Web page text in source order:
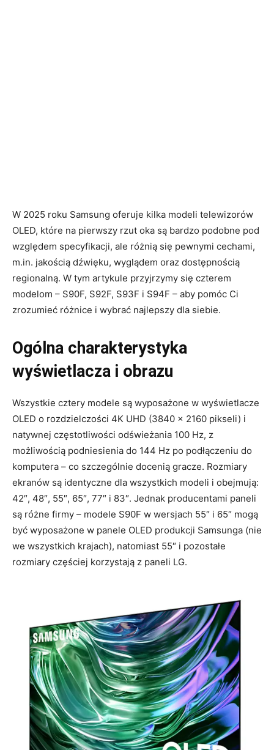
W 2025 roku Samsung oferuje kilka modeli telewizorów
OLED, które na pierwszy rzut oka są bardzo podobne pod
względem specyfikacji, ale różnią się pewnymi cechami,
m.in. jakością dźwięku, wyglądem oraz dostępnością
regionalną. W tym artykule przyjrzymy się czterem
modelom – S90F, S92F, S93F i S94F – aby pomóc Ci
zrozumieć różnice i wybrać najlepszy dla siebie.
Ogólna charakterystyka
wyświetlacza i obrazu
Wszystkie cztery modele są wyposażone w wyświetlacze
OLED o rozdzielczości 4K UHD (3840 × 2160 pikseli) i
natywnej częstotliwości odświeżania 100 Hz, z
możliwością podniesienia do 144 Hz po podłączeniu do
komputera – co szczególnie docenią gracze. Rozmiary
ekranów są identyczne dla wszystkich modeli i obejmują:
42″, 48″, 55″, 65″, 77″ i 83″. Jednak producentami paneli
są różne firmy – modele S90F w wersjach 55″ i 65″ mogą
być wyposażone w panele OLED produkcji Samsunga (nie
we wszystkich krajach), natomiast 55″ i pozostałe
rozmiary częściej korzystają z paneli LG.